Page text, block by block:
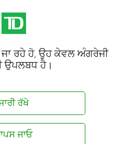
ਜਾ ਰਹੇ ਹੋ, ਉਹ ਕੇਵਲ ਅੰਗਰੇਜੀ
ਉਪਲਬਧ ਹੈ।
ਰੱਖੋ
ਜਾਓ